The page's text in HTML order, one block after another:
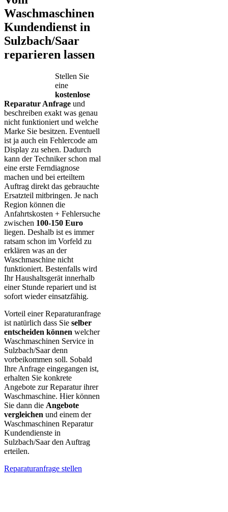
Waschmaschinen
Kundendienst in
Sulzbach/Saar
reparieren lassen
Stellen Sie
eine
kostenlose
Reparatur Anfrage und
beschreiben exakt was genau
nicht funktioniert und welche
Marke Sie besitzen. Eventuell
ist ja auch ein Fehlercode am
Display zu sehen. Dadurch
kann der Techniker schon mal
eine erste Ferndiagnose
machen und bei erteiltem
Auftrag direkt das gebrauchte
Ersatzteil mitbringen. Je nach
Region können die
Anfahrtskosten + Fehlersuche
zwischen 100-150 Euro
liegen. Deshalb ist es immer
ratsam schon im Vorfeld zu
erklären was an der
Waschmaschine nicht
funktioniert. Bestenfalls wird
Ihr Haushaltsgerät innerhalb
einer Stunde repariert und ist
sofort wieder einsatzfähig.
Vorteil einer Reparaturanfrage
ist natürlich dass Sie selber
entscheiden können welcher
Waschmaschinen Service in
Sulzbach/Saar denn
vorbeikommen soll. Sobald
Ihre Anfrage eingegangen ist,
erhalten Sie konkrete
Angebote zur Reparatur ihrer
Waschmaschine. Hier können
Sie dann die Angebote
vergleichen und einem der
Waschmaschinen Reparatur
Kundendienste in
Sulzbach/Saar den Auftrag
erteilen.
Reparaturanfrage stellen